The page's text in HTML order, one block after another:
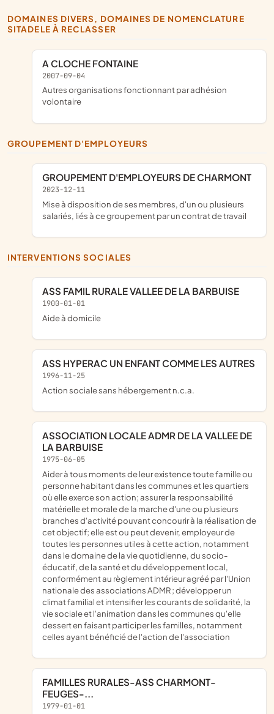
DOMAINES DIVERS, DOMAINES DE NOMENCLATURE
SITADELE À RECLASSER
A CLOCHE FONTAINE
2007-09-04
Autres organisations fonctionnant par adhésion
volontaire
GROUPEMENT D'EMPLOYEURS
GROUPEMENT D'EMPLOYEURS DE CHARMONT
2023-12-11
mise à disposition de ses membres, d'un ou plusieurs
salariés, liés à ce groupement par un contrat de travail
INTERVENTIONS SOCIALES
ASS FAMIL RURALE VALLEE DE LA BARBUISE
1900-01-01
Aide à domicile
ASS HYPERAC UN ENFANT COMME LES AUTRES
1996-11-25
Action sociale sans hébergement n.c.a.
ASSOCIATION LOCALE ADMR DE LA VALLEE DE
LA BARBUISE
1975-06-05
aider à tous moments de leur existence toute famille ou
personne habitant dans les communes et les quartiers
où elle exerce son action; assurer la responsabilité
matérielle et morale de la marche d'une ou plusieurs
branches d'activité pouvant concourir à la réalisation de
cet objectif; elle est ou peut devenir, employeur de
toutes les personnes utiles à cette action, notamment
dans le domaine de la vie quotidienne, du socio-
éducatif, de la santé et du développement local,
conformément au règlement intérieur agréé par l'Union
nationale des associations ADMR ; développer un
climat familial et intensifier les courants de solidarité, la
vie sociale et l'animation dans les communes qu'elle
dessert en faisant participer les familles, notamment
celles ayant bénéficié de l'action de l'association
FAMILLES RURALES-ASS CHARMONT-
FEUGES-...
1979-01-01